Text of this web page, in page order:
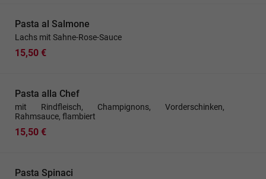
Pasta al Salmone
Lachs mit Sahne-Rose-Sauce
15,50 €
Pasta alla Chef
mit Rindfleisch, Champignons, Vorderschinken,
Rahmsauce, flambiert
15,50 €
Pasta Spinaci